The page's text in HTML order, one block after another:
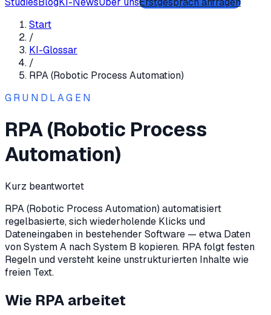
Start
/
KI-Glossar
/
RPA (Robotic Process Automation)
GRUNDLAGEN
RPA (Robotic Process
Automation)
Kurz beantwortet
RPA (Robotic Process Automation) automatisiert
regelbasierte, sich wiederholende Klicks und
Dateneingaben in bestehender Software — etwa Daten
von System A nach System B kopieren. RPA folgt festen
Regeln und versteht keine unstrukturierten Inhalte wie
freien Text.
Wie RPA arbeitet